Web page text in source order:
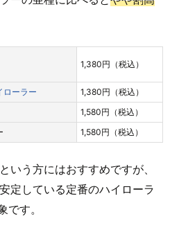
1,380円（税込）
ローラー
1,380円（税込）
1,580円（税込）
1,580円（税込）
いう方にはおすすめですが、
定している定番のハイローラ
す。